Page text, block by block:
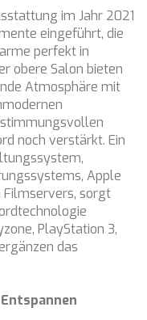
im Jahr 2021
eingeführt, die
perfekt in
obere Salon bieten
Atmosphäre mit
noch verstärkt. Ein
Apple
Filmservers, sorgt
PlayStation 3,
das
ihnen können wir
kennen und
des Benutzers